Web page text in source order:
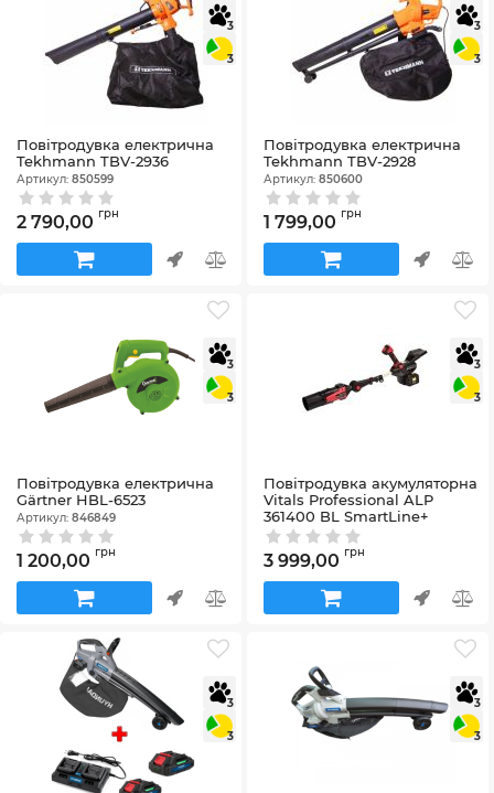
3
3
Повітродувка електрична
Tekhmann TBV-2936
Артикул: 850599
2 790,00 грн
3
3
Повітродувка електрична
Tekhmann TBV-2928
Артикул: 850600
1 799,00 грн
3
3
Повітродувка електрична
Gärtner HBL-6523
Артикул: 846849
1 200,00 грн
3
3
Повітродувка акумуляторна
Vitals Professional ALP
361400 BL SmartLine+
Артикул:244922
3 999,00 грн
3
3
3
3